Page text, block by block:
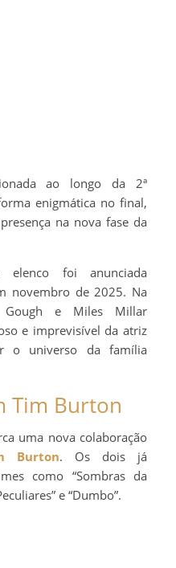
ao longo da 2ª
enigmática no final,
na nova fase da
foi anunciada
novembro de 2025. Na
e Miles Millar
e imprevisível da atriz
o universo da família
Tim Burton
uma nova colaboração
Burton. Os dois já
como “Sombras da
e “Dumbo”.